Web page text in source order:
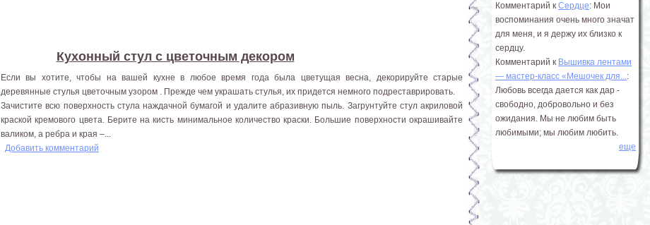
Кухонный стул с цветочным декором
Если вы хотите, чтобы на вашей кухне в любое время года была цветущая весна, декорируйте старые
деревянные стулья цветочным узором . Прежде чем украшать стулья, их придется немного подреставрировать.
Зачистите всю поверхность стула наждачной бумагой и удалите абразивную пыль. Загрунтуйте стул акриловой
краской кремового цвета. Берите на кисть минимальное количество краски. Большие поверхности окрашивайте
валиком, а ребра и края –...
Добавить комментарий
Комментарий к Сердце: Мои
воспоминания очень много значат
для меня, и я держу их близко к
сердцу.
Комментарий к Вышивка лентами
― мастер-класс «Мешочек для...:
Любовь всегда дается как дар -
свободно, добровольно и без
ожидания. Мы не любим быть
любимыми; мы любим любить.
еще